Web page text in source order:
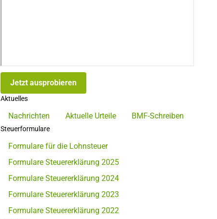
Jetzt ausprobieren
Aktuelles
Nachrichten Aktuelle Urteile BMF-Schreiben
Steuerformulare
Formulare für die Lohnsteuer
Formulare Steuererklärung 2025
Formulare Steuererklärung 2024
Formulare Steuererklärung 2023
Formulare Steuererklärung 2022